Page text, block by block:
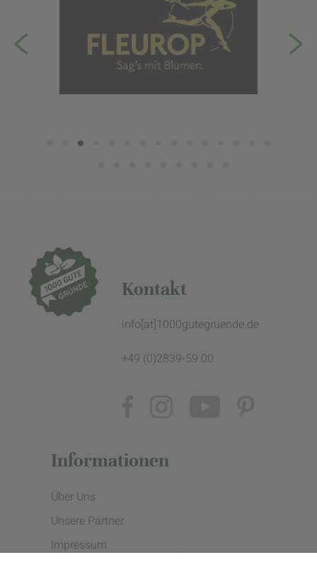
Kontakt
info[at]1000gutegruende.de
+49 (0)2839-59 00
Informationen
Über Uns
Unsere Partner
Impressum